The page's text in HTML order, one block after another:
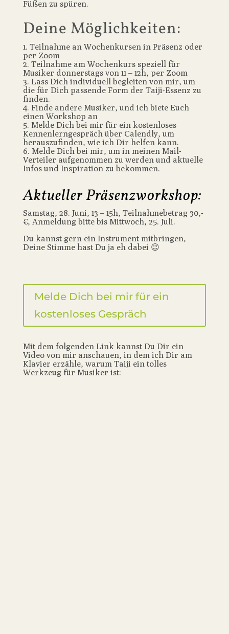
Füßen zu spüren.
Deine Möglichkeiten:
1. Teilnahme an Wochenkursen in Präsenz oder
per Zoom
2. Teilnahme am Wochenkurs speziell für
Musiker donnerstags von 11 – 12h, per Zoom
3. Lass Dich individuell begleiten von mir, um
die für Dich passende Form der Taiji-Essenz zu
finden.
4. Finde andere Musiker, und ich biete Euch
einen Workshop an
5. Melde Dich bei mir für ein kostenloses
Kennenlerngespräch über Calendly, um
herauszufinden, wie ich Dir helfen kann.
6. Melde Dich bei mir, um in meinen Mail-
Verteiler aufgenommen zu werden und aktuelle
Infos und Inspiration zu bekommen.
Aktueller Präsenzworkshop:
Samstag, 28. Juni, 13 – 15h, Teilnahmebetrag 30,-
€, Anmeldung bitte bis Mittwoch, 25. Juli.
Du kannst gern ein Instrument mitbringen,
Deine Stimme hast Du ja eh dabei 😉
Melde Dich bei mir für ein
kostenloses Gespräch
Mit dem folgenden Link kannst Du Dir ein
Video von mir anschauen, in dem ich Dir am
Klavier erzähle, warum Taiji ein tolles
Werkzeug für Musiker ist: